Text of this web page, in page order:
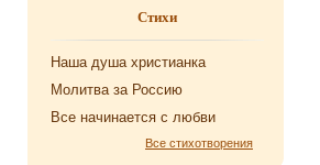
Стихи
Наша душа хри­сти­ан­ка
Мо­лит­ва за Рос­сию
Все на­чи­на­ет­ся с любви
Все стихотворения